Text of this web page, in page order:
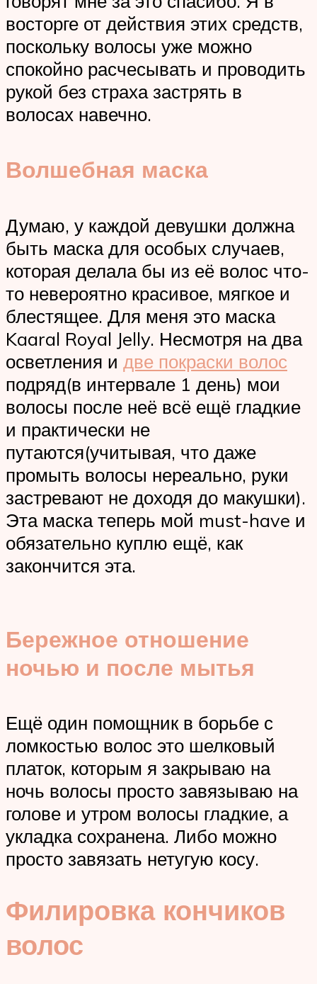
восторге от действия этих средств,
поскольку волосы уже можно
спокойно расчесывать и проводить
рукой без страха застрять в
волосах навечно.
Волшебная маска
Думаю, у каждой девушки должна
быть маска для особых случаев,
которая делала бы из её волос что-
то невероятно красивое, мягкое и
блестящее. Для меня это маска
Kaaral Royal Jelly. Несмотря на два
осветления и две покраски волос
подряд(в интервале 1 день) мои
волосы после неё всё ещё гладкие
и практически не
путаются(учитывая, что даже
промыть волосы нереально, руки
застревают не доходя до макушки).
Эта маска теперь мой must-have и
обязательно куплю ещё, как
закончится эта.
Бережное отношение
ночью и после мытья
Ещё один помощник в борьбе с
ломкостью волос это шелковый
платок, которым я закрываю на
ночь волосы просто завязываю на
голове и утром волосы гладкие, а
укладка сохранена. Либо можно
просто завязать нетугую косу.
Филировка кончиков
волос